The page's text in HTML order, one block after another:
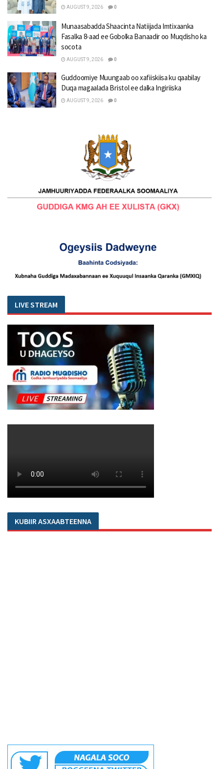
AUGUST 9, 2026 0
Munaasabadda Shaacinta Natiijada Imtixaanka
Fasalka 8-aad ee Gobolka Banaadir oo Muqdisho ka
socota
AUGUST 9, 2026 0
Guddoomiye Muungaab oo xafiiskiisa ku qaabilay
Duqa magaalada Bristol ee dalka Ingiriiska
AUGUST 9, 2026 0
LIVE STREAM
KUBIIR ASXAABTEENNA